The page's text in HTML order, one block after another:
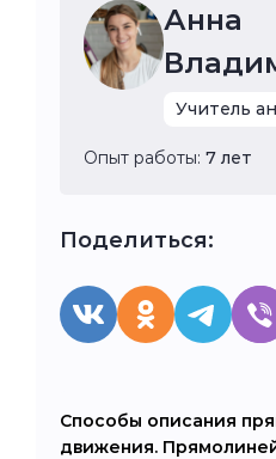
Анна
Учитель
Опыт работы: 7 лет
Поделиться:
Способы описания
движения.